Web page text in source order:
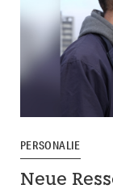
PERSONALIE
Neue